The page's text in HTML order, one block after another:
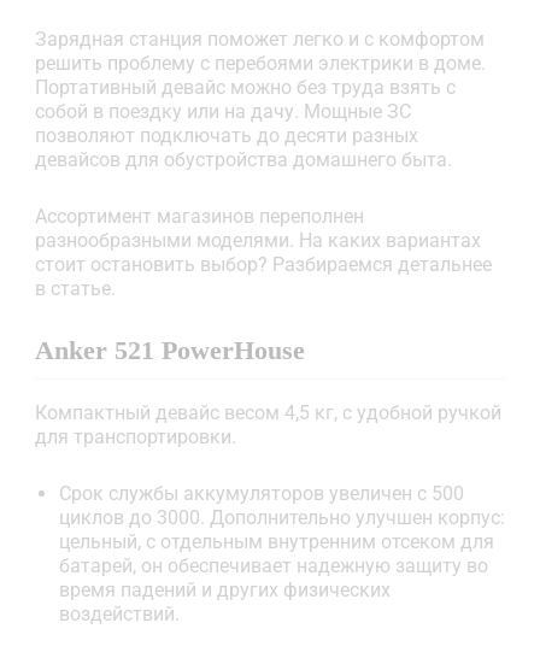
Зарядная станция поможет легко и с комфортом
решить проблему с перебоями электрики в доме.
Портативный девайс можно без труда взять с
собой в поездку или на дачу. Мощные ЗС
позволяют подключать до десяти разных
девайсов для обустройства домашнего быта.
Ассортимент магазинов переполнен
разнообразными моделями. На каких вариантах
стоит остановить выбор? Разбираемся детальнее
в статье.
Anker 521 PowerHouse
Компактный девайс весом 4,5 кг, с удобной ручкой
для транспортировки.
Срок службы аккумуляторов увеличен с 500
циклов до 3000. Дополнительно улучшен корпус:
цельный, с отдельным внутренним отсеком для
батарей, он обеспечивает надежную защиту во
время падений и других физических
воздействий.